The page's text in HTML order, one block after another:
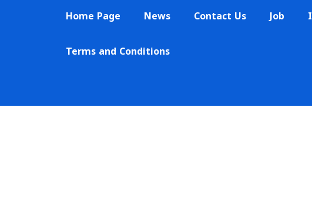
Home Page News Contact Us Job
Terms and Conditions